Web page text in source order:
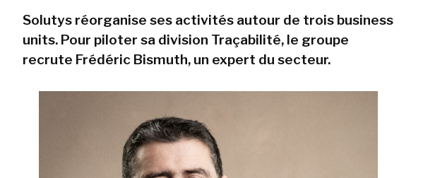
Solutys réorganise ses activités autour de trois business
units. Pour piloter sa division Traçabilité, le groupe
recrute Frédéric Bismuth, un expert du secteur.